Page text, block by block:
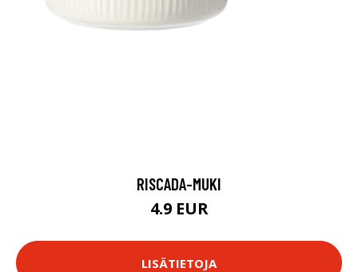
RISCADA-MUKI
4.9 EUR
LISÄTIETOJA